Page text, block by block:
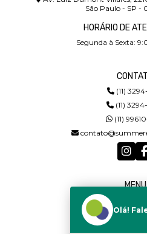
São Paulo - SP -
HORÁRIO DE
Segunda à Sexta:
(11)
(11)
(11)
MENU
QUEM
Olá!